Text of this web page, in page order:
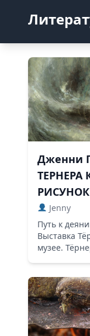
Дженни
Jenny
Путь к
Выставка
музее.